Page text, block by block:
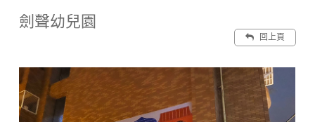
劍聲幼兒園
回上頁